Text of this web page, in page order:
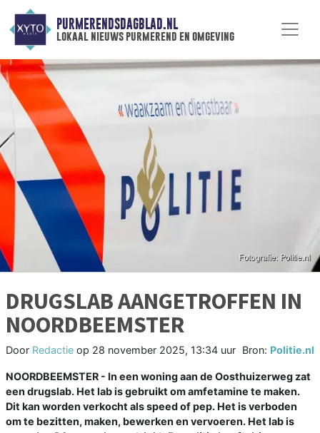
PURMERENDSDAGBLAD.NL
lokaal nieuws purmerend en omgeving
DRUGSLAB AANGETROFFEN IN
NOORDBEEMSTER
Door Redactie op 28 november 2025, 13:34 uur Bron: Politie.nl
NOORDBEEMSTER - In een woning aan de Oosthuizerweg zat
een drugslab. Het lab is gebruikt om amfetamine te maken.
Dit kan worden verkocht als speed of pep. Het is verboden
om te bezitten, maken, bewerken en vervoeren. Het lab is